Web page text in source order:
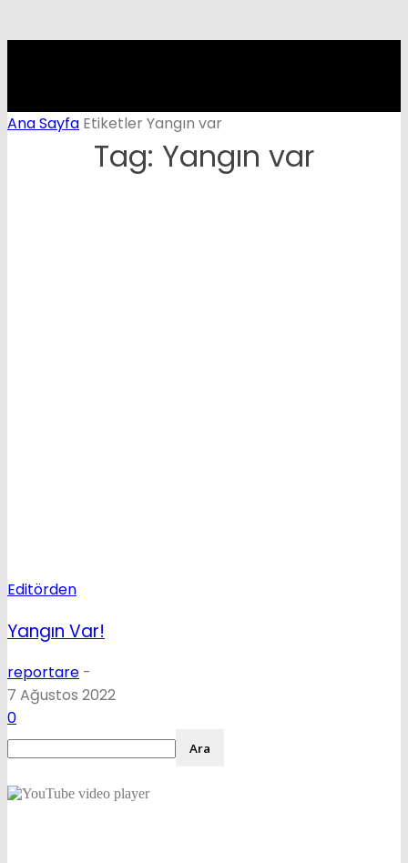
Ana Sayfa Etiketler Yangın var
Tag: Yangın var
Editörden
Yangın Var!
reportare -
7 Ağustos 2022
0